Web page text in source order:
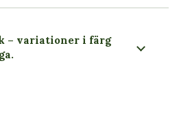
– variationer i färg